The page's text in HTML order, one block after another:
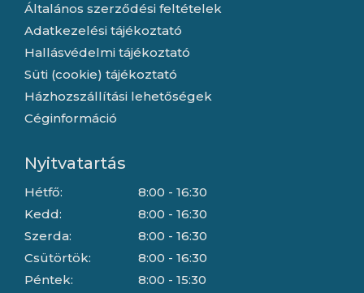
Általános szerződési feltételek
Adatkezelési tájékoztató
Hallásvédelmi tájékoztató
Süti (cookie) tájékoztató
Házhozszállítási lehetőségek
Céginformáció
Nyitvatartás
Hétfő:
Kedd:
Szerda:
Csütörtök:
Péntek:
8:00 - 16:30
8:00 - 16:30
8:00 - 16:30
8:00 - 16:30
8:00 - 15:30